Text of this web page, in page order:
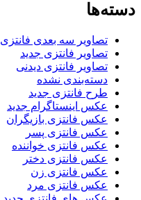
دسته‌ها
تصاویر سه بعدی فانتزی
تصاویر فانتزی جدید
تصاویر فانتزی دیدنی
دسته‌بندی نشده
طرح فانتزی جدید
عکس اینستاگرام جدید
عکس فانتزی بازیگران
عکس فانتزی پسر
عکس فانتزی خواننده
عکس فانتزی دختر
عکس فانتزی زن
عکس فانتزی مرد